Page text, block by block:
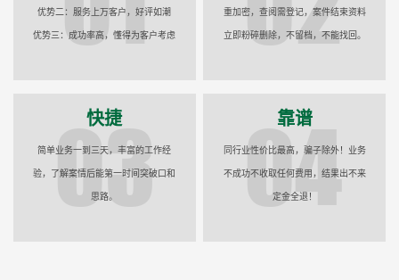
优势二：服务上万客户，好评如潮
优势三：成功率高，懂得为客户考虑
重加密，查阅需登记，案件结束资料
立即粉碎删除，不留档，不能找回。
快捷
简单业务一到三天，丰富的工作经
验，了解案情后能第一时间突破口和
思路。
靠谱
同行业性价比最高，骗子除外！业务
不成功不收取任何费用，结果出不来
定金全退！